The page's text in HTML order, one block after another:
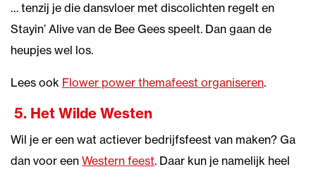
… tenzij je die dansvloer met discolichten regelt en
Stayin’ Alive van de Bee Gees speelt. Dan gaan de
heupjes wel los.
Lees ook Flower power themafeest organiseren.
5. Het Wilde Westen
Wil je er een wat actiever bedrijfsfeest van maken? Ga
dan voor een Western feest. Daar kun je namelijk heel